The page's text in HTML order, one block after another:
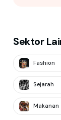
Sektor
Fashion
Sejarah
Makanan